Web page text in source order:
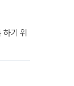
기 위